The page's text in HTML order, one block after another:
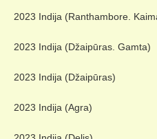
2023 Indija (Ranthambore.
2023 Indija (Džaipūras. Gamta)
2023 Indija (Džaipūras)
2023 Indija (Agra)